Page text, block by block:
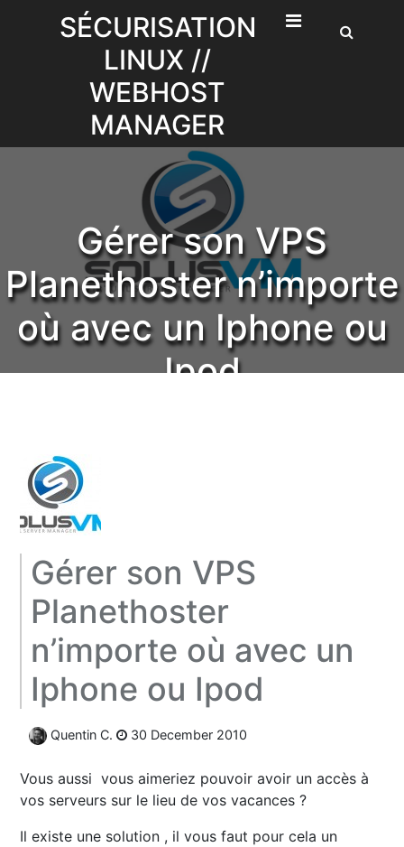
SÉCURISATION
LINUX //
WEBHOST
MANAGER
Gérer son VPS
Planethoster n’importe
où avec un Iphone ou
Ipod
Gérer son VPS
Planethoster
n’importe où avec un
Iphone ou Ipod
Quentin C. 30 December 2010
Vous aussi vous aimeriez pouvoir avoir un accès à
vos serveurs sur le lieu de vos vacances ?
Il existe une solution , il vous faut pour cela un